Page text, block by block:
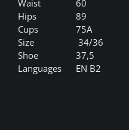
Waist
60
Hips
89
Cups
75A
Size
34/36
Shoe
37,5
Languages
EN B2